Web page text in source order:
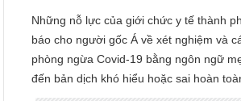
Những nỗ lực của giới chức y tế thành
báo cho người gốc Á về xét nghiệm và
phòng ngừa Covid-19 bằng ngôn ngữ
đến bản dịch khó hiểu hoặc sai hoàn